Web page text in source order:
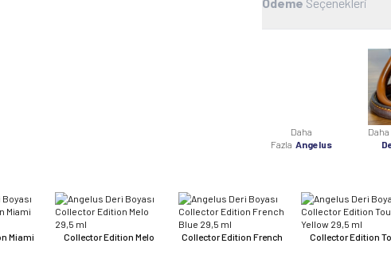
Daha
Fazla Angelus
Daha
Miami Collector Edition Melo Collector Edition French Collector Edition